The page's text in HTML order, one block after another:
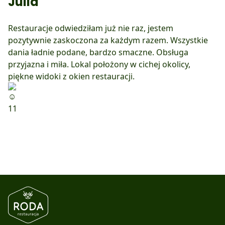
Restauracje odwiedziłam już nie raz, jestem
pozytywnie zaskoczona za każdym razem. Wszystkie
dania ładnie podane, bardzo smaczne. Obsługa
przyjazna i miła. Lokal położony w cichej okolicy,
piękne widoki z okien restauracji.
11